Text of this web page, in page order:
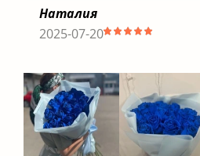
Наталия
2025-07-20